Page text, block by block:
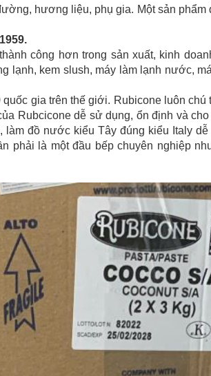
hương liệu, phụ gia. Một sản phẩm
công hơn trong sản xuất, kinh
lạnh, kem slush, máy làm lạnh nước,
gia trên thế giới. Rubicone luôn chú
Rubcicone dễ sử dụng, ổn định và
đồ nước kiểu Tây đúng kiểu Italy dễ
phải là một đầu bếp chuyên nghiệp